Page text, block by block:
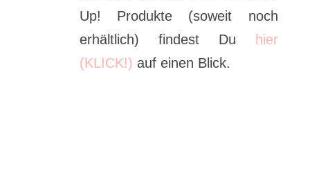
Up! Produkte (soweit noch
erhältlich) findest Du
hier
(KLICK!) auf einen Blick.